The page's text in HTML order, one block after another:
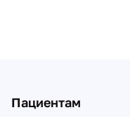
Пациентам